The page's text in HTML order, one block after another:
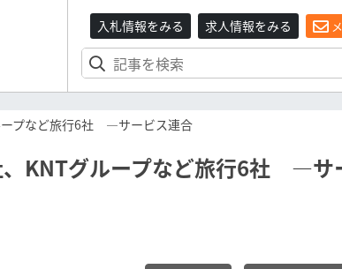
入札情報をみる 求人情報をみる
ープなど旅行6社 ―サービス連合
、KNTグループなど旅行6社 ―サ